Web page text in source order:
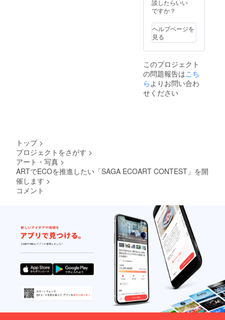
など、
現地の
一緒に
壁画を
残す活
動をし
る。
岡県福
岡市出
賀県多
久市在
住。創
作テー
つなぐ
（接着
す
る）。
アー
を描く
多くの
人へ伝
えるこ
とが作
家活動
の目
的。抽
象的な
画のモ
チーフ
は全て
人間。
黒く輝
く立体
ショー
ボー
グ」の
空間演
出。
年 野
外ライ
ブ「サ
マーソ
ニック
ピーラ
賀県武
雄市内
田天満
宮大絵
馬3枚復
元 アー
トス
ペース
４１７
にてサ
イケデ
リック
イラス
ト展開
高等学
1995
年 京
都精華
大学日
攻入学
2001
年 京
都の旅
館お宿
都ホテ
ルオー
ション
ショー
「京都
ボー
グ」の
空間演
出。
2004
年 野
外ライ
ブ「サ
マーソ
ニック
04OSA
え、行
きっか
けにな
り、未
来に繋
もしれ
ませ
ん。こ
のコン
テスト
いて考
える、
とを願
いま
す。 プ
ロ
フィー
ル 諸井
謙司
1988
年、3月
29日に
佐賀に
生まれ
る2003
年、佐
セージ
art、こ
の二つ
のテー
マを１
とめて
形にす
ること
はとて
も大変
て考
え、行
り、未
来に繋
がるか
もしれ
ませ
ん。こ
のコン
テスト
に応募
される
方そし
てそれ
を鑑賞
される
談したらいい
ですか？
ヘルプページを
見る
このプロジェクト
の問題報告はこち
ら よりお問い合わ
せください
トップ >
プロジェクトをさがす >
アート・写真 >
ARTでECOを推進したい「SAGA ECOART CONTEST」を開
催します >
コメント